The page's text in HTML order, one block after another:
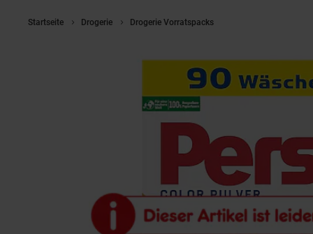
Startseite Drogerie Drogerie Vorratspacks